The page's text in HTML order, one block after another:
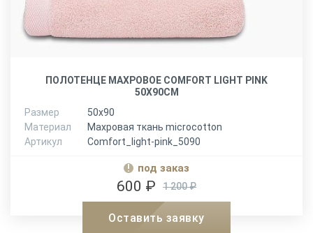
ПОЛОТЕНЦЕ МАХРОВОЕ COMFORT LIGHT PINK
50Х90СМ
Размер
50х90
Материал
Махровая ткань microcotton
Артикул
Comfort_light-pink_5090
под заказ
1 200 ₽
600 ₽
Оставить заявку